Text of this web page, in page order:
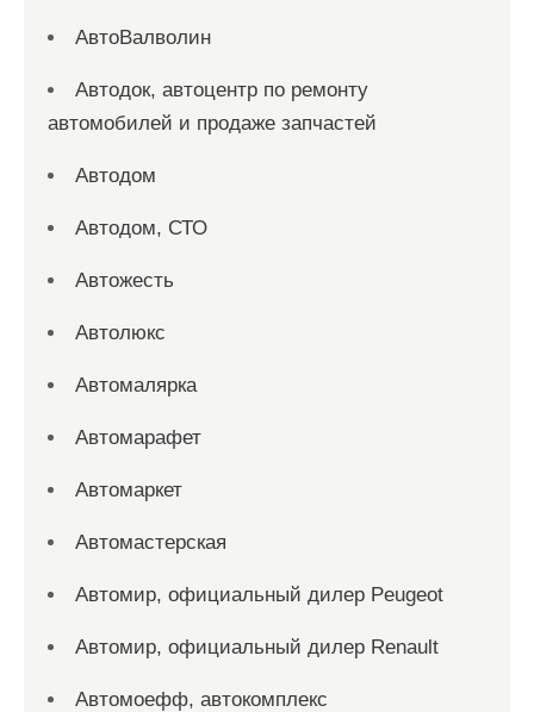
АвтоВалволин
Автодок, автоцентр по ремонту
автомобилей и продаже запчастей
Автодом
Автодом, СТО
Автожесть
Автолюкс
Автомалярка
Автомарафет
Автомаркет
Автомастерская
Автомир, официальный дилер Peugeot
Автомир, официальный дилер Renault
Автомоефф, автокомплекс